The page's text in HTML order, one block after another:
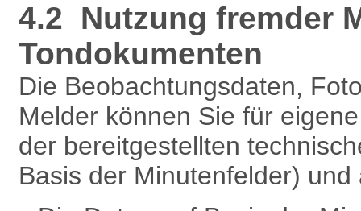
4.2 Nutzung fremder
Tondokumenten
Die Beobachtungsdaten,
Melder können Sie für
der bereitgestellten
Basis der Minutenfelder) und